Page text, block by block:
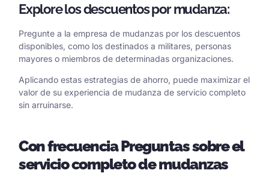
Explore los descuentos por mudanza:
Pregunte a la empresa de mudanzas por los descuentos
disponibles, como los destinados a militares, personas
mayores o miembros de determinadas organizaciones.
Aplicando estas estrategias de ahorro, puede maximizar el
valor de su experiencia de mudanza de servicio completo
sin arruinarse.
Con frecuenciaPreguntas sobre el
servicio completo de mudanzas